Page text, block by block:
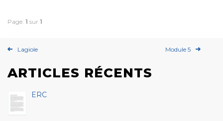
Page: 1 sur 1
Lagiole Module 5
ARTICLES RÉCENTS
ERC